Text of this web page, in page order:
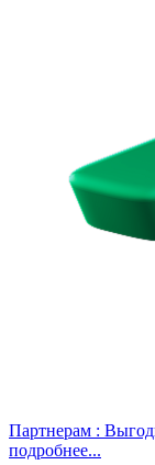
Партнерам :
подробнее...